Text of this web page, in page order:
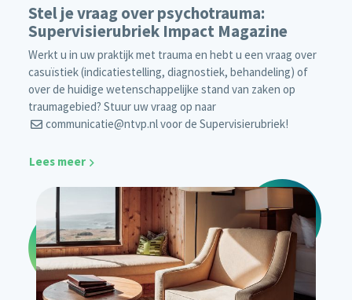
Stel je vraag over psychotrauma:
Supervisierubriek Impact Magazine
Werkt u in uw praktijk met trauma en hebt u een vraag over
casuïstiek (indicatiestelling, diagnostiek, behandeling) of
over de huidige wetenschappelijke stand van zaken op
traumagebied? Stuur uw vraag op naar
communicatie@ntvp.nlvoor de Supervisierubriek!
Lees meer